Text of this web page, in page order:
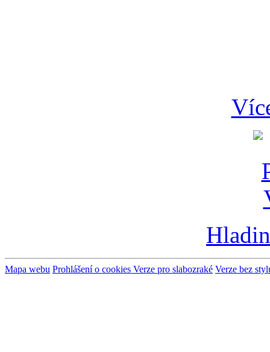
Mapa webu Prohlášení o cookies Verze pro slabozraké Verze bez